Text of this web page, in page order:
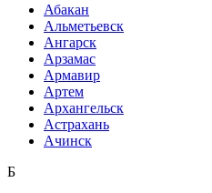
Абакан
Альметьевск
Ангарск
Арзамас
Армавир
Артем
Архангельск
Астрахань
Ачинск
Б